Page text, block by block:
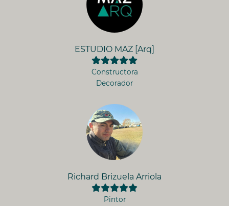
ESTUDIO MAZ [Arq]
Constructora
Decorador
Richard Brizuela Arriola
Pintor